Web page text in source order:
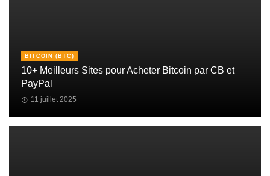
BITCOIN (BTC)
10+ Meilleurs Sites pour Acheter Bitcoin par CB et
PayPal
11 juillet 2025